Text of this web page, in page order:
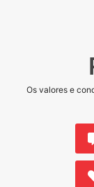
Os valores e